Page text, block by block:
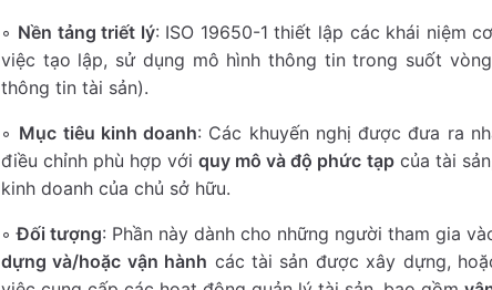
◦ Nền tảng triết lý: ISO 19650-1 thiết lập các khái niệm
việc tạo lập, sử dụng mô hình thông tin trong suốt
thông tin tài sản).
◦ Mục tiêu kinh doanh: Các khuyến nghị được đưa ra
điều chỉnh phù hợp vớiquy mô và độ phức tạpcủa tài
kinh doanh của chủ sở hữu.
◦Đối tượng: Phần này dành cho những người tham gia
dựng và/hoặc vận hành các tài sản được xây dựng,